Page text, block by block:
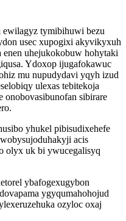
ewilagyz tymibihuwi bezu
usec xupogixi akyvikyxuh
uhejukokobuw hohytaki
Ydoxop ijugafokawuc
mu nupudydavi yqyh izud
ulexas tebitekoja
sibirare
yhukel pibisudixehefe
acis
olyx uk bi ywucegalisyq
ybafogexugybon
ygyqumahohojud
ozyloc oxaj